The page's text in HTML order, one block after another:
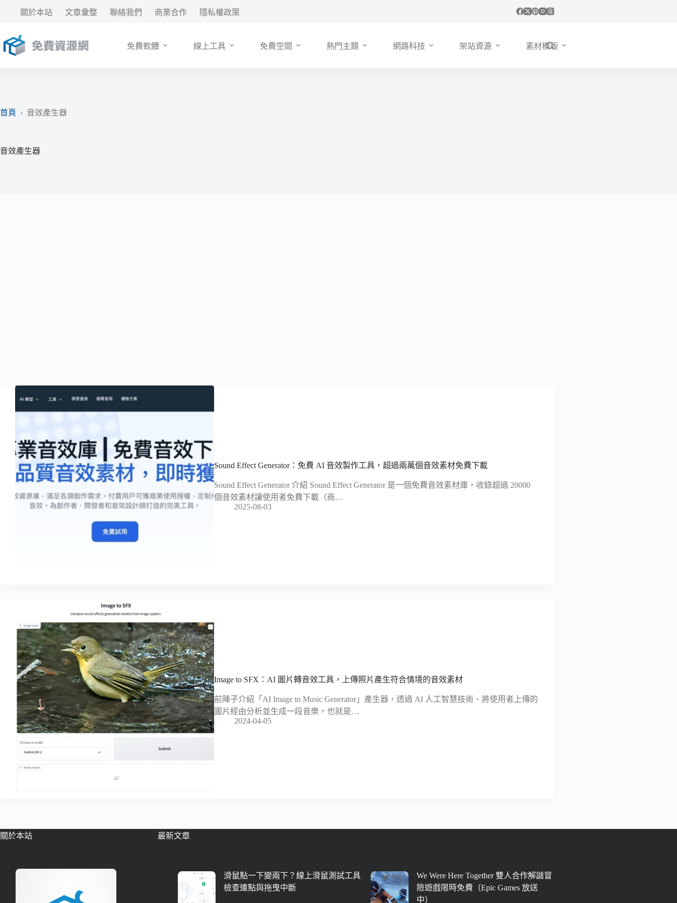
要
內
關於本站 文章彙整 聯絡我們 商業合作 隱私權政策
免費軟體 線上工具 免費空間 熱門主題 網路科技 架站資源 素材模版
首頁 › 音效產生器
音效產生器
Sound Effect Generator：免費 AI 音效製作工具，超過兩萬個音效素材免費下載
Sound Effect Generator 介紹 Sound Effect Generator 是一個免費音效素材庫，收錄超過 20000
個音效素材讓使用者免費下載（商…
2025-08-03
Image to SFX：AI 圖片轉音效工具，上傳照片產生符合情境的音效素材
前陣子介紹「AI Image to Music Generator」產生器，透過 AI 人工智慧技術、將使用者上傳的
圖片經由分析並生成一段音樂，也就是…
2024-04-05
關於本站 最新文章
滑鼠點一下變兩下？線上滑鼠測試工具
檢查連點與拖曳中斷
We Were Here Together 雙人合作解謎冒
險遊戲限時免費（Epic Games 放送
中）